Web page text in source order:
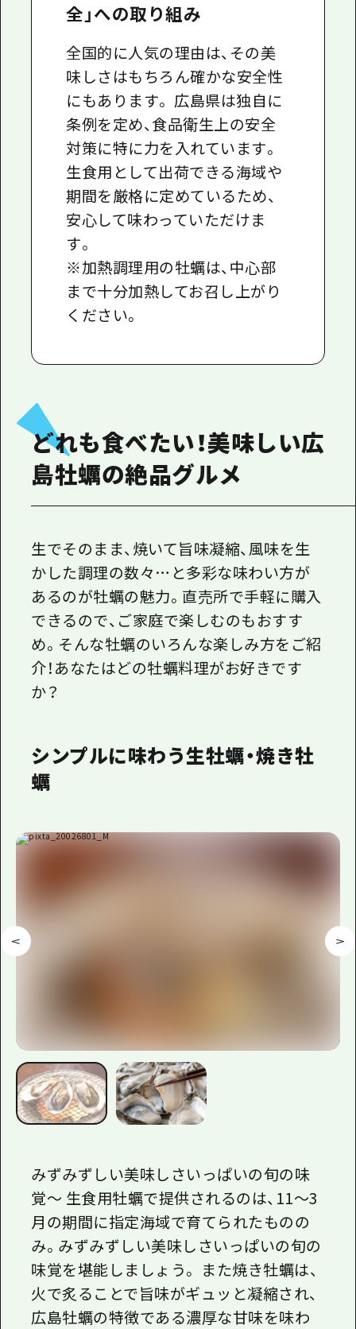
全」への取り組み
全国的に人気の理由は、その美
味しさはもちろん確かな安全性
にもあります。 広島県は独自に
条例を定め、食品衛生上の安全
対策に特に力を入れています。
生食用として出荷できる海域や
期間を厳格に定めているため、
安心して味わっていただけま
す。
※加熱調理用の牡蠣は、中心部
まで十分加熱してお召し上がり
ください。
どれも食べたい！美味しい広
島牡蠣の絶品グルメ
生でそのまま、焼いて旨味凝縮、風味を生
かした調理の数々…と多彩な味わい方が
あるのが牡蠣の魅力。直売所で手軽に購入
できるので、ご家庭で楽しむのもおすす
め。そんな牡蠣のいろんな楽しみ方をご紹
介！あなたはどの牡蠣料理がお好きです
か？
シンプルに味わう生牡蠣・焼き牡
蠣
みずみずしい美味しさいっぱいの旬の味
覚〜 生食用牡蠣で提供されるのは、11〜3
月の期間に指定海域で育てられたものの
み。みずみずしい美味しさいっぱいの旬の
味覚を堪能しましょう。 また焼き牡蠣は、
火で炙ることで旨味がギュッと凝縮され、
広島牡蠣の特徴である濃厚な甘味を味わ